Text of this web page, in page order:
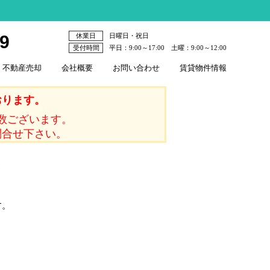
休業日
日曜日・祝日
受付時間
平日：9:00～17:00 土曜：9:00～12:00
不動産売却 会社概要 お問い合わせ 賃貸物件情報
ます。
ざいます。
せ下さい。